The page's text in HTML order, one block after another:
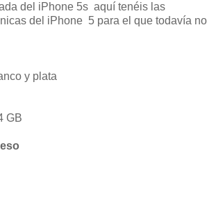
del iPhone 5s aquí tenéis las
del iPhone 5 para el que todavía no
y plata
GB